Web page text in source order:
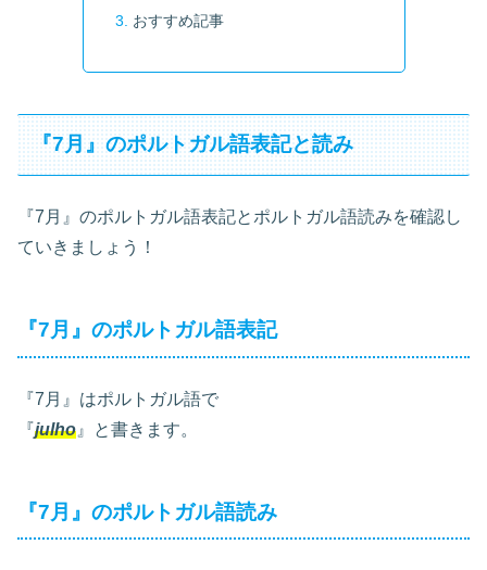
おすすめ記事
『7月』のポルトガル語表記と読み
『7月』のポルトガル語表記とポルトガル語読みを確認し
ていきましょう！
『7月』のポルトガル語表記
『7月』はポルトガル語で
『julho 』と書きます。
『7月』のポルトガル語読み